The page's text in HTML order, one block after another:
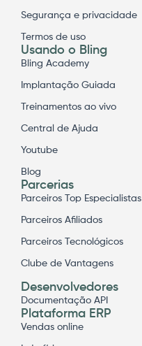
Segurança e privacidade
Termos de uso
Usando o Bling
Bling Academy
Implantação Guiada
Treinamentos ao vivo
Central de Ajuda
Youtube
Blog
Parcerias
Parceiros Top Especialistas
Parceiros Afiliados
Parceiros Tecnológicos
Clube de Vantagens
Desenvolvedores
Documentação API
Plataforma ERP
Vendas online